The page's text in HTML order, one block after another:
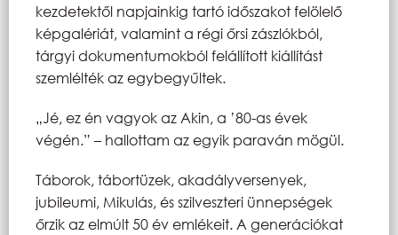
kezdetektől napjainkig tartó időszakot felölelő
képgalériát, valamint a régi őrsi zászlókból,
tárgyi dokumentumokból felállított kiállítást
szemlélték az egybegyűltek.
„Jé, ez én vagyok az Akin, a ’80-as évek
végén.” – hallottam az egyik paraván mögül.
Táborok, tábortüzek, akadályversenyek,
jubileumi, Mikulás, és szilveszteri ünnepségek
őrzik az elmúlt 50 év emlékeit. A generációkat